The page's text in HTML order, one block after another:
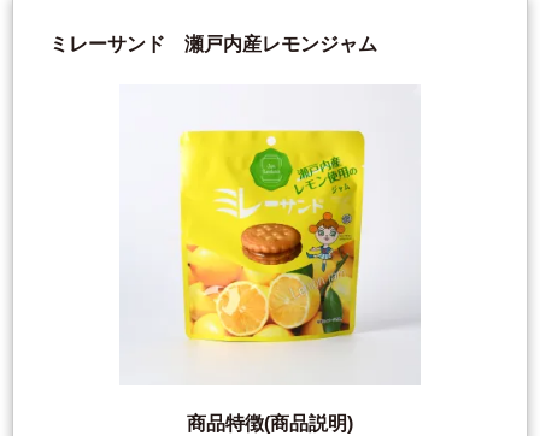
ミレーサンド 瀬戸内産レモンジャム
商品特徴(商品説明)